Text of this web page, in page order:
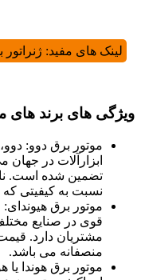
لینک های مفید:
ویژگی های برند های
موتور برق دوو:
ابزارآلات در
تضمین شده است.
نسبت به کیفیتی
موتور برق
قوی در صنایع
مشتریان دارد.
منصفانه می باشد.
موتور برق هوندا یا